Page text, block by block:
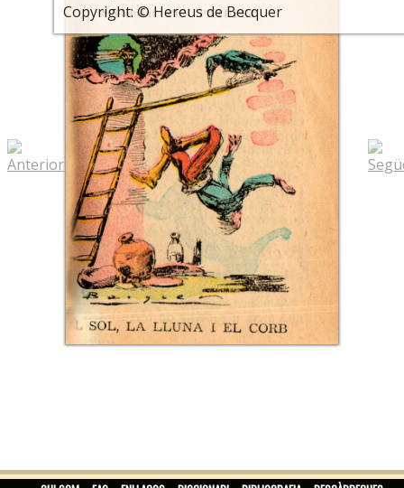
Copyright: © Hereus de Becquer